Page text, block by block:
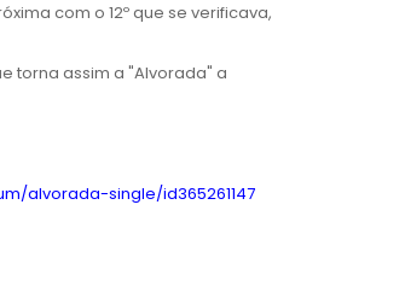
com o 12º que se verificava,
torna assim a "Alvorada" a
alvorada-single/id365261147